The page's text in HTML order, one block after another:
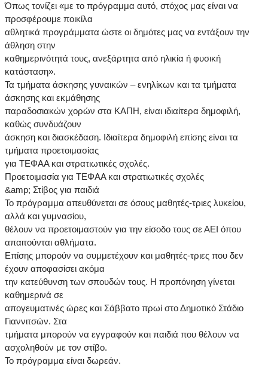
Όπως τονίζει «με το πρόγραμμα αυτό, στόχος μας είναι να
προσφέρουμε ποικίλα
αθλητικά προγράμματα ώστε οι δημότες μας να εντάξουν την
άθληση στην
καθημερινότητά τους, ανεξάρτητα από ηλικία ή φυσική
κατάσταση».
Τα τμήματα άσκησης γυναικών – ενηλίκων και τα τμήματα
άσκησης και εκμάθησης
παραδοσιακών χορών στα ΚΑΠΗ, είναι ιδιαίτερα δημοφιλή,
καθώς συνδυάζουν
άσκηση και διασκέδαση. Ιδιαίτερα δημοφιλή επίσης είναι τα
τμήματα προετοιμασίας
για ΤΕΦΑΑ και στρατιωτικές σχολές.
Προετοιμασία για ΤΕΦΑΑ και στρατιωτικές σχολές
&amp; Στίβος για παιδιά
Το πρόγραμμα απευθύνεται σε όσους μαθητές-τριες λυκείου,
αλλά και γυμνασίου,
θέλουν να προετοιμαστούν για την είσοδο τους σε ΑΕΙ όπου
απαιτούνται αθλήματα.
Επίσης μπορούν να συμμετέχουν και μαθητές-τριες που δεν
έχουν αποφασίσει ακόμα
την κατεύθυνση των σπουδών τους. Η προπόνηση γίνεται
καθημερινά σε
απογευματινές ώρες και Σάββατο πρωί στο Δημοτικό Στάδιο
Γιαννιτσών. Στα
τμήματα μπορούν να εγγραφούν και παιδιά που θέλουν να
ασχοληθούν με τον στίβο.
Το πρόγραμμα είναι δωρεάν.